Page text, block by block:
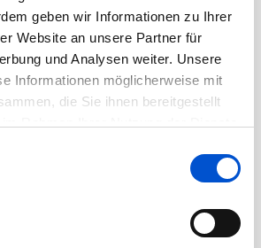
geben wir Informationen zu Ihrer
Website an unsere Partner für
und Analysen weiter. Unsere
Informationen möglicherweise mit
die Sie ihnen bereitgestellt